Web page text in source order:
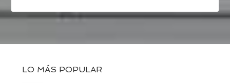
LO MÁS POPULAR